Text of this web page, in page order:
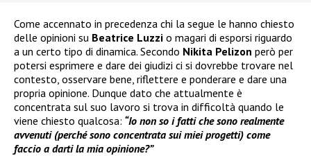
Come accennato in precedenza chi la segue le hanno chiesto
delle opinioni su Beatrice Luzzi o magari di esporsi riguardo
a un certo tipo di dinamica. Secondo Nikita Pelizon però per
potersi esprimere e dare dei giudizi ci si dovrebbe trovare nel
contesto, osservare bene, riflettere e ponderare e dare una
propria opinione. Dunque dato che attualmente è
concentrata sul suo lavoro si trova in difficoltà quando le
viene chiesto qualcosa: “Io non so i fatti che sono realmente
avvenuti (perché sono concentrata sui miei progetti) come
faccio a darti la mia opinione?”